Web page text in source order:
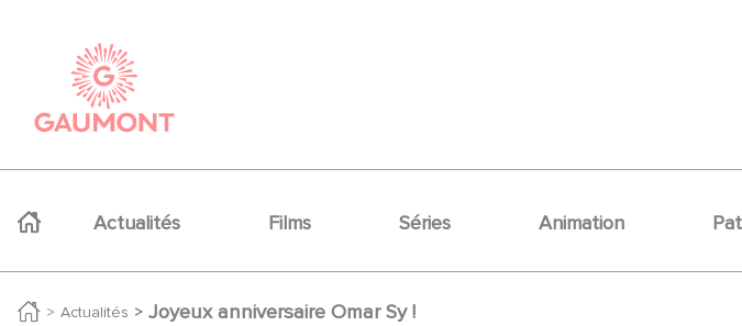
Actualités Films Séries Animation
Actualités Joyeux anniversaire Omar Sy !